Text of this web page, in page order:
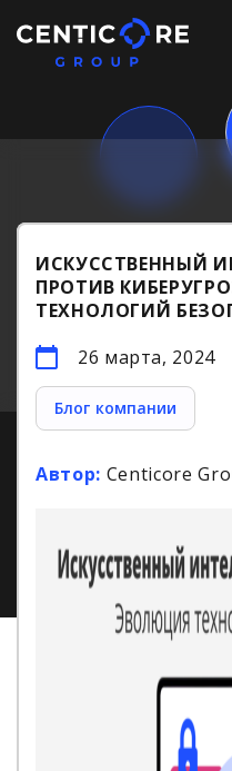
ИСКУССТВЕННЫЙ
ПРОТИВ
ТЕХНОЛОГИЙ
26 марта, 2024
Блог компании
Автор: Centicore